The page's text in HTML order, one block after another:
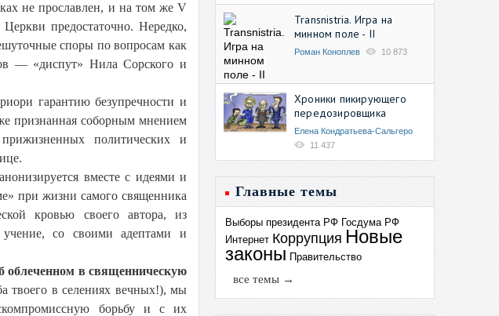
не прославлен, и на том же V
предостаточно. Нередко,
споры по вопросам как
— «диспут» Нила Сорского и
гарантию безупречности и
признанная соборным мнением
политических и
вместе с идеями и
при жизни самого священника
кровью своего автора, из
учение, со своими адептами и
облеченном в священническую
твоего в селениях вечных!), мы
борьбу и с их
Transnistria. Игра на
минном поле - II
Роман Коноплев 10 873
Хроники пикирующего
передозировщика
Елена Кондратьева-Сальгеро
11 437
Главные темы
Выборы президента РФ Госдума РФ
Интернет Коррупция Новые
законы Правительство
все темы →